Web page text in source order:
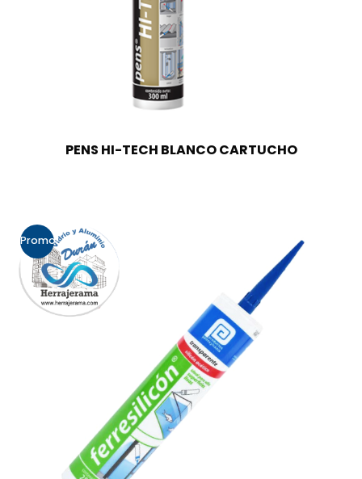
PENS HI-TECH BLANCO CARTUCHO
Promo!